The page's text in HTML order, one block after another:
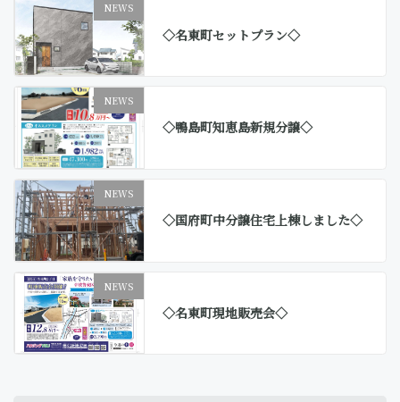
NEWS
◇名東町セットプラン◇
NEWS
◇鴨島町知恵島新規分譲◇
NEWS
◇国府町中分譲住宅上棟しました◇
NEWS
◇名東町現地販売会◇